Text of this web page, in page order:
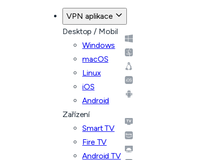
VPN aplikace
Desktop / Mobil
Windows
macOS
Linux
iOS
Android
Zařízení
Smart TV
Fire TV
Android TV